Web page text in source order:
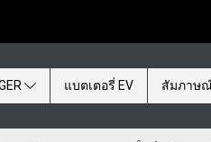
แบตเตอรี่ EV สัมภาษ